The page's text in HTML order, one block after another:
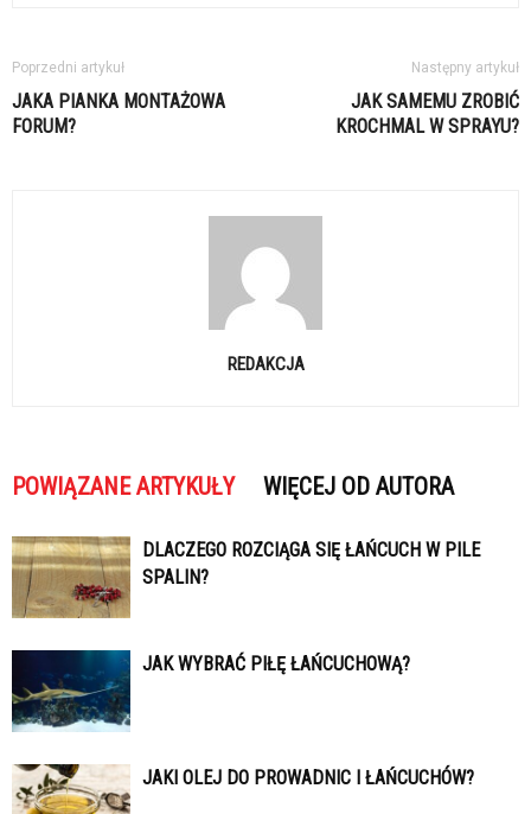
Poprzedni artykuł
JAKA PIANKA MONTAŻOWA
FORUM?
Następny artykuł
JAK SAMEMU ZROBIĆ
KROCHMAL W SPRAYU?
REDAKCJA
POWIĄZANE ARTYKUŁY WIĘCEJ OD AUTORA
DLACZEGO ROZCIĄGA SIĘ ŁAŃCUCH W PILE
SPALIN?
JAK WYBRAĆ PIŁĘ ŁAŃCUCHOWĄ?
JAKI OLEJ DO PROWADNIC I ŁAŃCUCHÓW?